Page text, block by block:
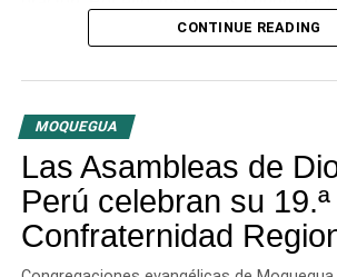
involucrados y confirmar los hechos.
UP NEXT
Contraloría alerta deficiencias en
de parques y losas deportivas de
DON'T MISS
Colegios de inicial realizan
renovado Malecón Costero de Ilo
conjunto bajo la guía del Espíritu Santo
las distintas congregaciones para
tres provincias del departamento.
CONTINUE READING
MOQUEGUA
Las Asambleas de
Perú celebran su 19.ª
Confraternidad